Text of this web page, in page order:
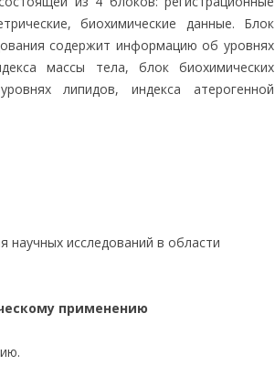
биохимические данные. Блок
содержит информацию об уровнях
массы тела, блок биохимических
липидов, индекса атерогенной
исследований в области
применению